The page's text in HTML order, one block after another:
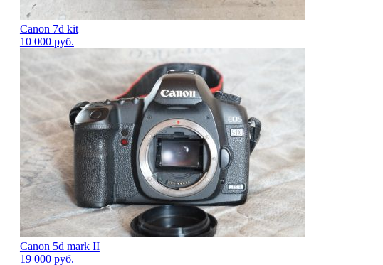
Canon 7d kit
10 000 руб.
Canon 5d mark II
19 000 руб.